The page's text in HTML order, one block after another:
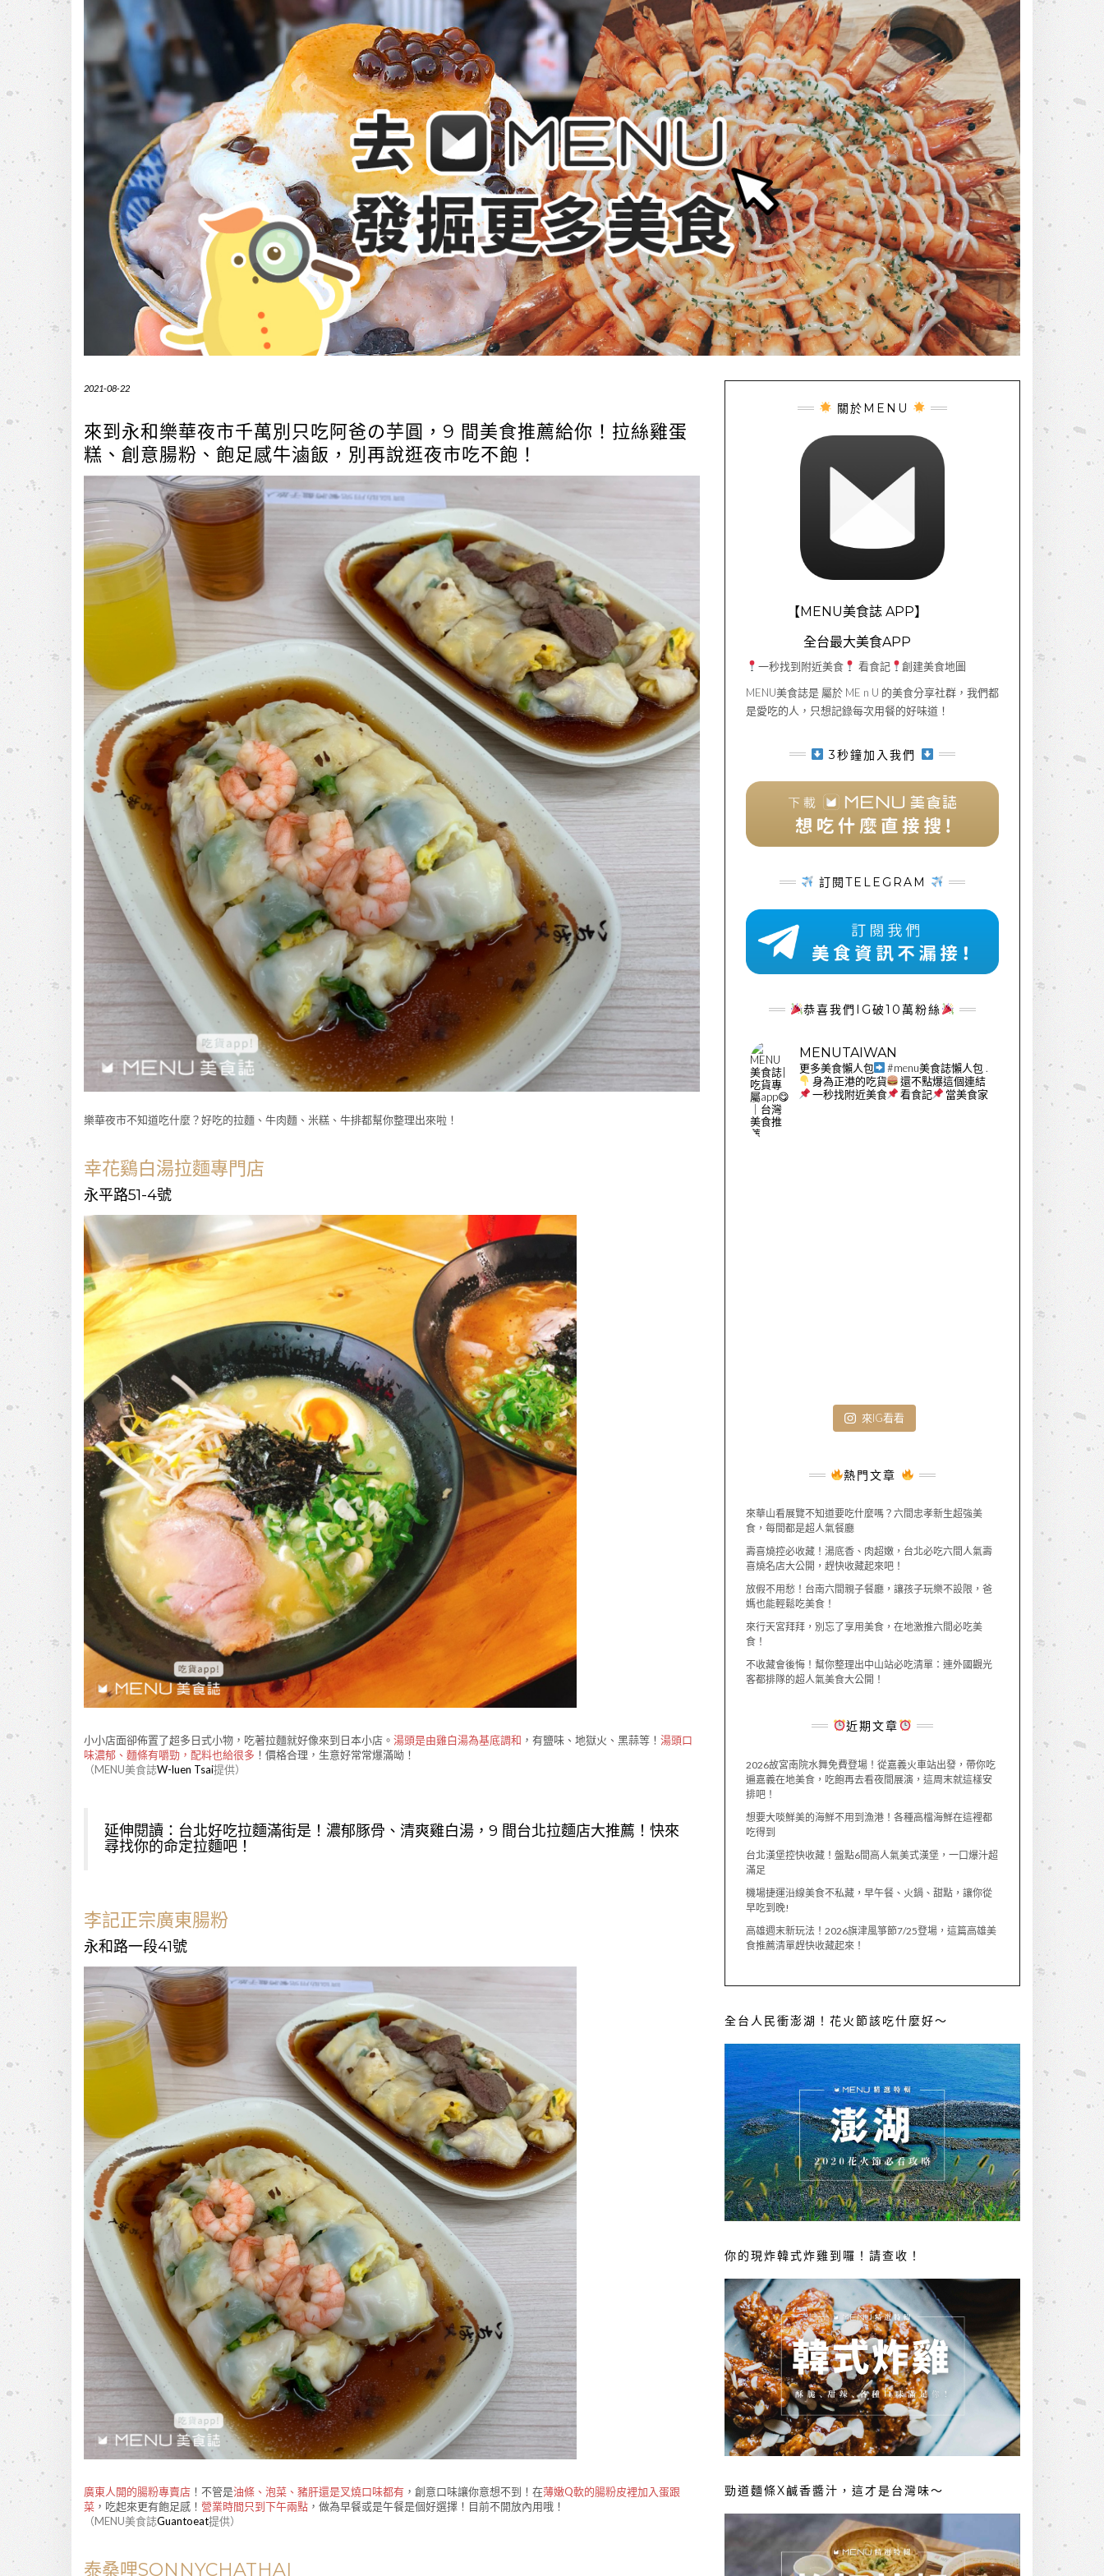
2021-08-22
來到永和樂華夜市千萬別只吃阿爸の芋圓，9 間美食推薦給你！拉絲雞蛋
糕、創意腸粉、飽足感牛滷飯，別再說逛夜市吃不飽！
樂華夜市不知道吃什麼？好吃的拉麵、牛肉麵、米糕、牛排都幫你整理出來啦！
幸花鷄白湯拉麵專門店
永平路51-4號
小小店面卻佈置了超多日式小物，吃著拉麵就好像來到日本小店。 湯頭是由雞白湯為基底調和 ，有鹽味、地獄火、黑蒜等！ 湯頭口
味濃郁、麵條有嚼勁，配料也給很多 ！價格合理，生意好常常爆滿呦！
（MENU美食誌W-luen Tsai提供）
延伸閱讀： 台北好吃拉麵滿街是！濃郁豚骨、清爽雞白湯，9 間台北拉麵店大推薦！快來
尋找你的命定拉麵吧！
李記正宗廣東腸粉
永和路一段41號
廣東人開的腸粉專賣店 ！不管是油條、泡菜、豬肝還是叉燒口味都有 ，創意口味讓你意想不到！在薄嫩Q軟的腸粉皮裡加入蛋跟
菜 ，吃起來更有飽足感！ 營業時間只到下午兩點 ，做為早餐或是午餐是個好選擇！目前不開放內用哦！
（MENU美食誌Guantoeat提供）
泰桑哩SONNYCHATHAI
關於MENU
【MENU美食誌 APP】
全台最大美食APP
一秒找到附近美食 看食記
創建美食地圖
MENU美食誌是 屬於 ME n U 的美食分享社群，我們都
是愛吃的人，只想記錄每次用餐的好味道！
3秒鐘加入我們
訂閱TELEGRAM
恭喜我們IG破10萬粉絲
MENUTAIWAN
更多美食懶人包 #menu美食誌懶人包 .
身為正港的吃貨
還不點爆這個連結
一秒找附近美食
看食記 當美食家
來IG看看
熱門文章
來華山看展覽不知道要吃什麼嗎？六間忠孝新生超強美
食，每間都是超人氣餐廳
壽喜燒控必收藏！湯底香、肉超嫩，台北必吃六間人氣壽
喜燒名店大公開，趕快收藏起來吧！
放假不用愁！台南六間親子餐廳，讓孩子玩樂不設限，爸
媽也能輕鬆吃美食！
來行天宮拜拜，別忘了享用美食，在地激推六間必吃美
食！
不收藏會後悔！幫你整理出中山站必吃清單：連外國觀光
客都排隊的超人氣美食大公開！
近期文章
2026故宮南院水舞免費登場！從嘉義火車站出發，帶你吃
遍嘉義在地美食，吃飽再去看夜間展演，這周末就這樣安
排吧！
想要大啖鮮美的海鮮不用到漁港！各種高檔海鮮在這裡都
吃得到
台北漢堡控快收藏！盤點6間高人氣美式漢堡，一口爆汁超
滿足
機場捷運沿線美食不私藏，早午餐、火鍋、甜點，讓你從
早吃到晚!
高雄週末新玩法！2026旗津風箏節7/25登場，這篇高雄美
食推薦清單趕快收藏起來！
全台人民衝澎湖！花火節該吃什麼好～
你的現炸韓式炸雞到囉！請查收！
勁道麵條X鹹香醬汁，這才是台灣味～